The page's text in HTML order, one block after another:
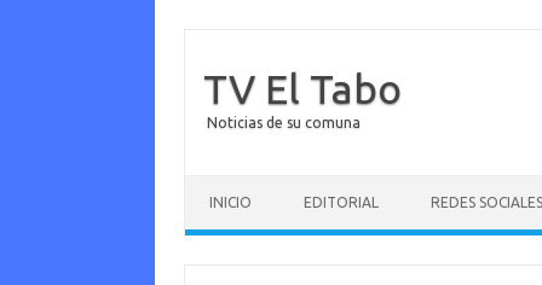
TV El Tabo
Noticias de su comuna
INICIO EDITORIAL REDES